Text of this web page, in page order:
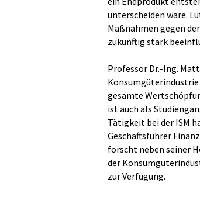
unterscheiden wäre.
Maßnahmen gegen
zukünftig stark
Professor Dr.-Ing.
gesamte
ist auch als
Tätigkeit bei der ISM
Geschäftsführer
forscht neben seiner
der
zur Verfügung.